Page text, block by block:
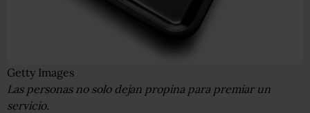
Getty Images
Las personas no solo dejan propina para premiar un
servicio.